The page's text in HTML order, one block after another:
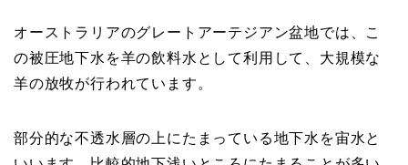
オーストラリアのグレートアーテジアン盆地では、こ
の被圧地下水を羊の飲料水として利用して、大規模な
羊の放牧が行われています。
部分的な不透水層の上にたまっている地下水を宙水と